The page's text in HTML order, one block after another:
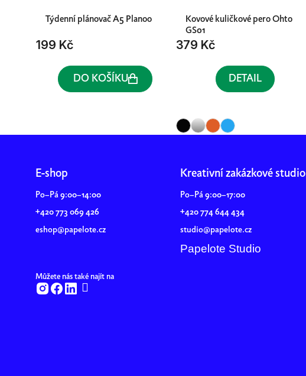
Týdenní plánovač A5 Planoo
199 Kč
DO KOŠÍKU
Kovové kuličkové pero Ohto
GS01
379 Kč
DETAIL
E-shop
Po–Pá 9:00–14:00
+420 773 069 426
eshop@papelote.cz
Můžete nás také najít na
Kreativní zakázkové studio
Po–Pá 9:00–17:00
+420 774 644 434
studio@papelote.cz
Papelote Studio